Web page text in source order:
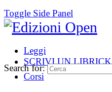
Toggle Side Panel
Leggi
SCRIVI UN LIBRICK
Corsi
Search for: